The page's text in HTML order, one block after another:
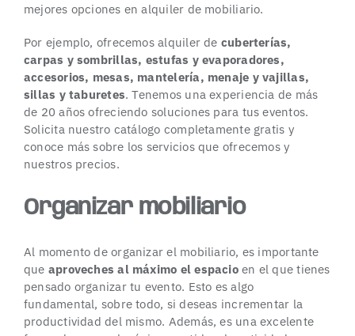
mejores opciones en alquiler de mobiliario.
Por ejemplo, ofrecemos alquiler de cuberterías,
carpas y sombrillas, estufas y evaporadores,
accesorios, mesas, mantelería, menaje y vajillas,
sillas y taburetes. Tenemos una experiencia de más
de 20 años ofreciendo soluciones para tus eventos.
Solicita nuestro catálogo completamente gratis y
conoce más sobre los servicios que ofrecemos y
nuestros precios.
Organizar mobiliario
Al momento de organizar el mobiliario, es importante
que aproveches al máximo el espacioen el que tienes
pensado organizar tu evento. Esto es algo
fundamental, sobre todo, si deseas incrementar la
productividad del mismo. Además, es una excelente